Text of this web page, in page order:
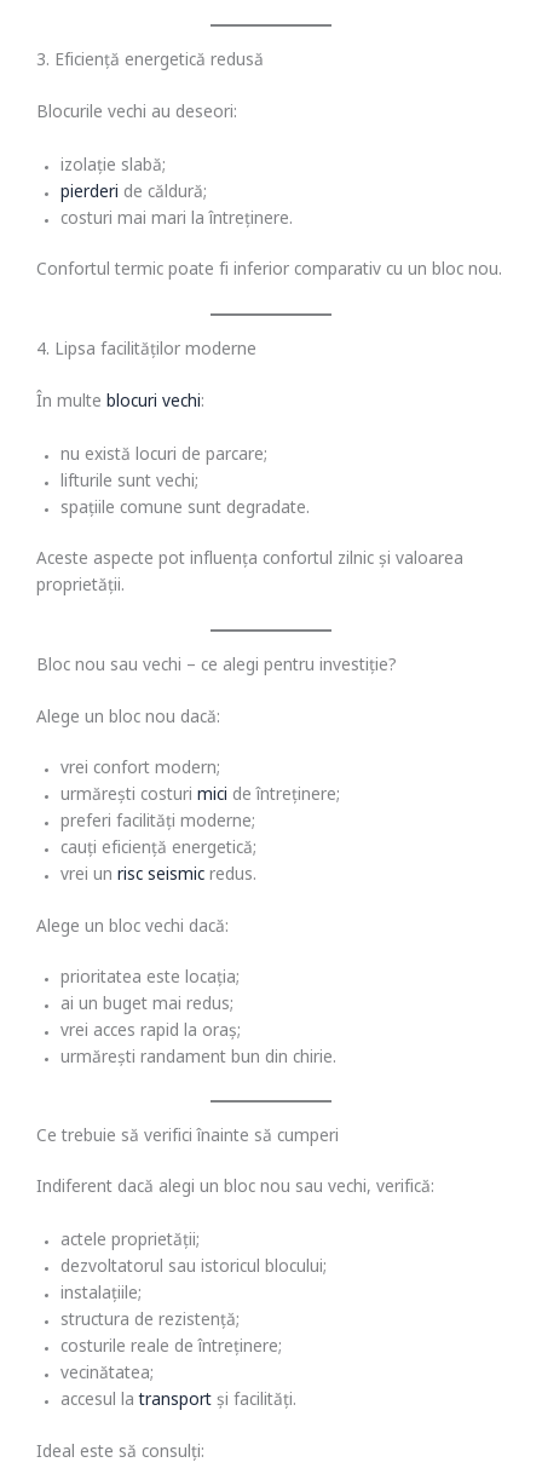
3. Eficiență energetică redusă
Blocurile vechi au deseori:
izolație slabă;
pierderi de căldură;
costuri mai mari la întreținere.
Confortul termic poate fi inferior comparativ cu un bloc nou.
4. Lipsa facilităților moderne
În multe blocuri vechi:
nu există locuri de parcare;
lifturile sunt vechi;
spațiile comune sunt degradate.
Aceste aspecte pot influența confortul zilnic și valoarea
proprietății.
Bloc nou sau vechi – ce alegi pentru investiție?
Alege un bloc nou dacă:
vrei confort modern;
urmărești costuri mici de întreținere;
preferi facilități moderne;
cauți eficiență energetică;
vrei un risc seismic redus.
Alege un bloc vechi dacă:
prioritatea este locația;
ai un buget mai redus;
vrei acces rapid la oraș;
urmărești randament bun din chirie.
Ce trebuie să verifici înainte să cumperi
Indiferent dacă alegi un bloc nou sau vechi, verifică:
actele proprietății;
dezvoltatorul sau istoricul blocului;
instalațiile;
structura de rezistență;
costurile reale de întreținere;
vecinătatea;
accesul latransport și facilități.
Ideal este să consulți: